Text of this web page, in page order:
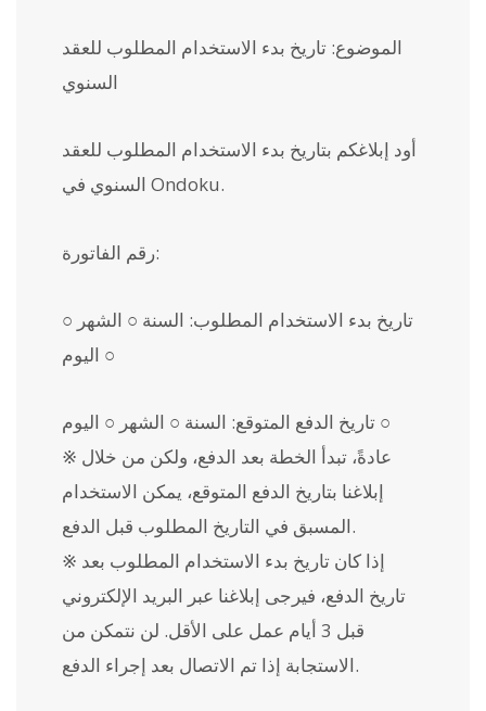
الموضوع: تاريخ بدء الاستخدام المطلوب للعقد
السنوي
أود إبلاغكم بتاريخ بدء الاستخدام المطلوب للعقد
السنوي في Ondoku.
رقم الفاتورة:
تاريخ بدء الاستخدام المطلوب: السنة ○ الشهر ○
اليوم ○
تاريخ الدفع المتوقع: السنة ○ الشهر ○ اليوم ○
※ عادةً، تبدأ الخطة بعد الدفع، ولكن من خلال
إبلاغنا بتاريخ الدفع المتوقع، يمكن الاستخدام
المسبق في التاريخ المطلوب قبل الدفع.
※ إذا كان تاريخ بدء الاستخدام المطلوب بعد
تاريخ الدفع، فيرجى إبلاغنا عبر البريد الإلكتروني
قبل 3 أيام عمل على الأقل. لن نتمكن من
الاستجابة إذا تم الاتصال بعد إجراء الدفع.